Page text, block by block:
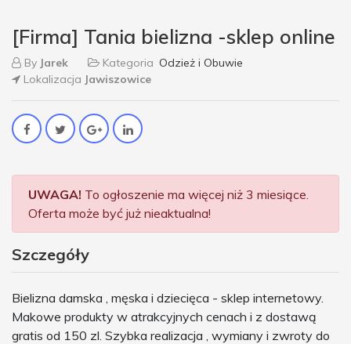
[Firma] Tania bielizna -sklep online
By Jarek Kategoria Odzież i Obuwie
Lokalizacja Jawiszowice
UWAGA! To ogłoszenie ma więcej niż 3 miesiące.
Oferta może być już nieaktualna!
Szczegóły
Bielizna damska , męska i dziecięca - sklep internetowy.
Makowe produkty w atrakcyjnych cenach i z dostawą
gratis od 150 zl. Szybka realizacja , wymiany i zwroty do